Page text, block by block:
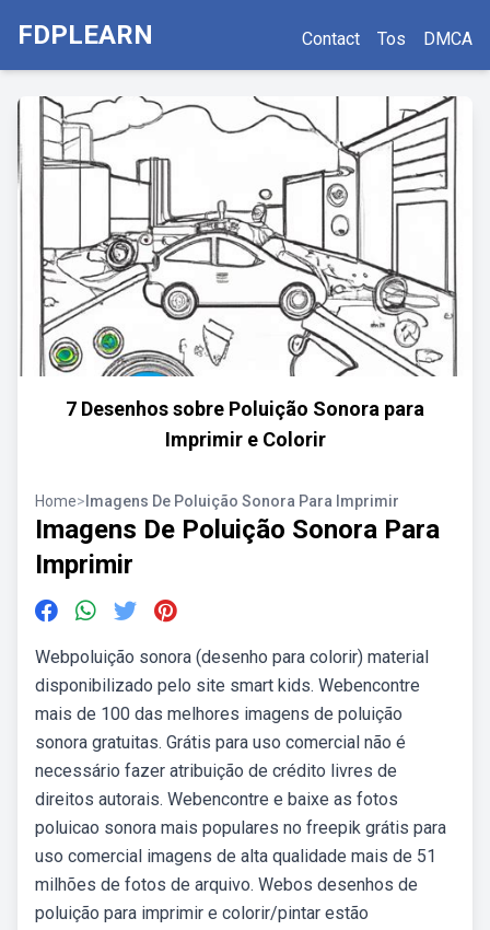
FDPLEARN Contact Tos DMCA
7 Desenhos sobre Poluição Sonora para
Imprimir e Colorir
Home> Imagens De Poluição Sonora Para Imprimir
Imagens De Poluição Sonora Para
Imprimir
Webpoluição sonora (desenho para colorir) material
disponibilizado pelo site smart kids. Webencontre
mais de 100 das melhores imagens de poluição
sonora gratuitas. Grátis para uso comercial não é
necessário fazer atribuição de crédito livres de
direitos autorais. Webencontre e baixe as fotos
poluicao sonora mais populares no freepik grátis para
uso comercial imagens de alta qualidade mais de 51
milhões de fotos de arquivo. Webos desenhos de
poluição para imprimir e colorir/pintar estão